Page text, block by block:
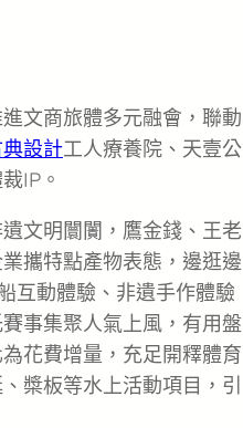
文商旅體多元融會，聯動
設計工人療養院、天壹公
IP。
文明闤闠，鷹金錢、王老
攜特點產物表態，邊逛邊
互動體驗、非遺手作體驗
事集聚人氣上風，有用盤
花費增量，充足開釋體育
槳板等水上活動項目，引